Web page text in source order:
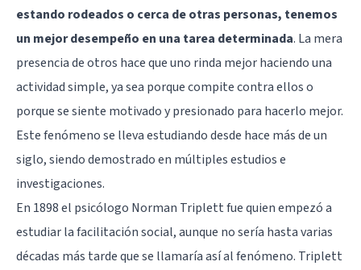
estando rodeados o cerca de otras personas, tenemos
un mejor desempeño en una tarea determinada. La mera
presencia de otros hace que uno rinda mejor haciendo una
actividad simple, ya sea porque compite contra ellos o
porque se siente motivado y presionado para hacerlo mejor.
Este fenómeno se lleva estudiando desde hace más de un
siglo, siendo demostrado en múltiples estudios e
investigaciones.
En 1898 el psicólogo Norman Triplett fue quien empezó a
estudiar la facilitación social, aunque no sería hasta varias
décadas más tarde que se llamaría así al fenómeno. Triplett